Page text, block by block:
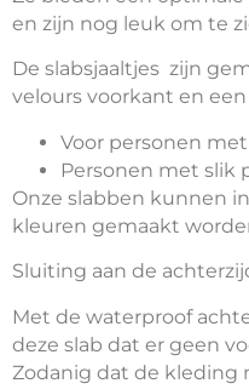
en zijn nog leuk om te
De slabsjaaltjes zijn
velours voorkant en
Voor personen
Personen met slik
Onze slabben kunnen
kleuren gemaakt
Sluiting aan de
Met de waterproof
deze slab dat er geen
Zodanig dat de kleding